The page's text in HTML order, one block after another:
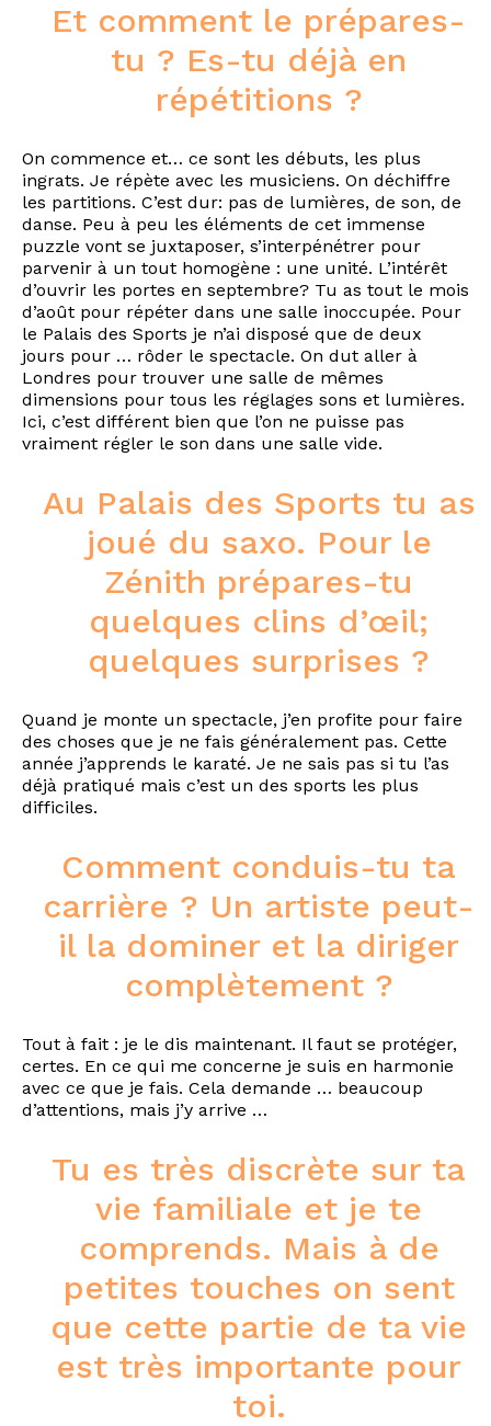
Et comment le prépares-
tu ? Es-tu déjà en
répétitions ?
On commence et… ce sont les débuts, les plus
ingrats. Je répète avec les musiciens. On déchiffre
les partitions. C’est dur: pas de lumières, de son, de
danse. Peu à peu les éléments de cet immense
puzzle vont se juxtaposer, s’interpénétrer pour
parvenir à un tout homogène : une unité. L’intérêt
d’ouvrir les portes en septembre? Tu as tout le mois
d’août pour répéter dans une salle inoccupée. Pour
le Palais des Sports je n’ai disposé que de deux
jours pour … rôder le spectacle. On dut aller à
Londres pour trouver une salle de mêmes
dimensions pour tous les réglages sons et lumières.
Ici, c’est différent bien que l’on ne puisse pas
vraiment régler le son dans une salle vide.
Au Palais des Sports tu as
joué du saxo. Pour le
Zénith prépares-tu
quelques clins d’œil;
quelques surprises ?
Quand je monte un spectacle, j’en profite pour faire
des choses que je ne fais généralement pas. Cette
année j’apprends le karaté. Je ne sais pas si tu l’as
déjà pratiqué mais c’est un des sports les plus
difficiles.
Comment conduis-tu ta
carrière ? Un artiste peut-
il la dominer et la diriger
complètement ?
Tout à fait : je le dis maintenant. Il faut se protéger,
certes. En ce qui me concerne je suis en harmonie
avec ce que je fais. Cela demande … beaucoup
d’attentions, mais j’y arrive …
Tu es très discrète sur ta
vie familiale et je te
comprends. Mais à de
petites touches on sent
que cette partie de ta vie
est très importante pour
toi.